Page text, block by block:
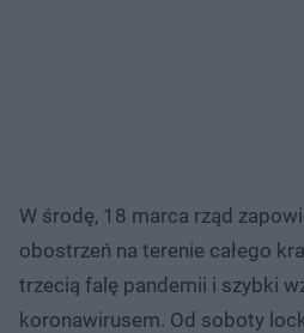
W środę, 18 marca rząd
obostrzeń na terenie całego
trzecią falę pandemii i szybki
koronawirusem. Od soboty